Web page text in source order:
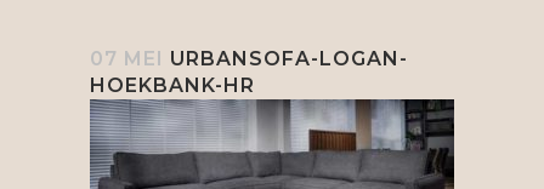
07 MEI URBANSOFA-LOGAN-
HOEKBANK-HR